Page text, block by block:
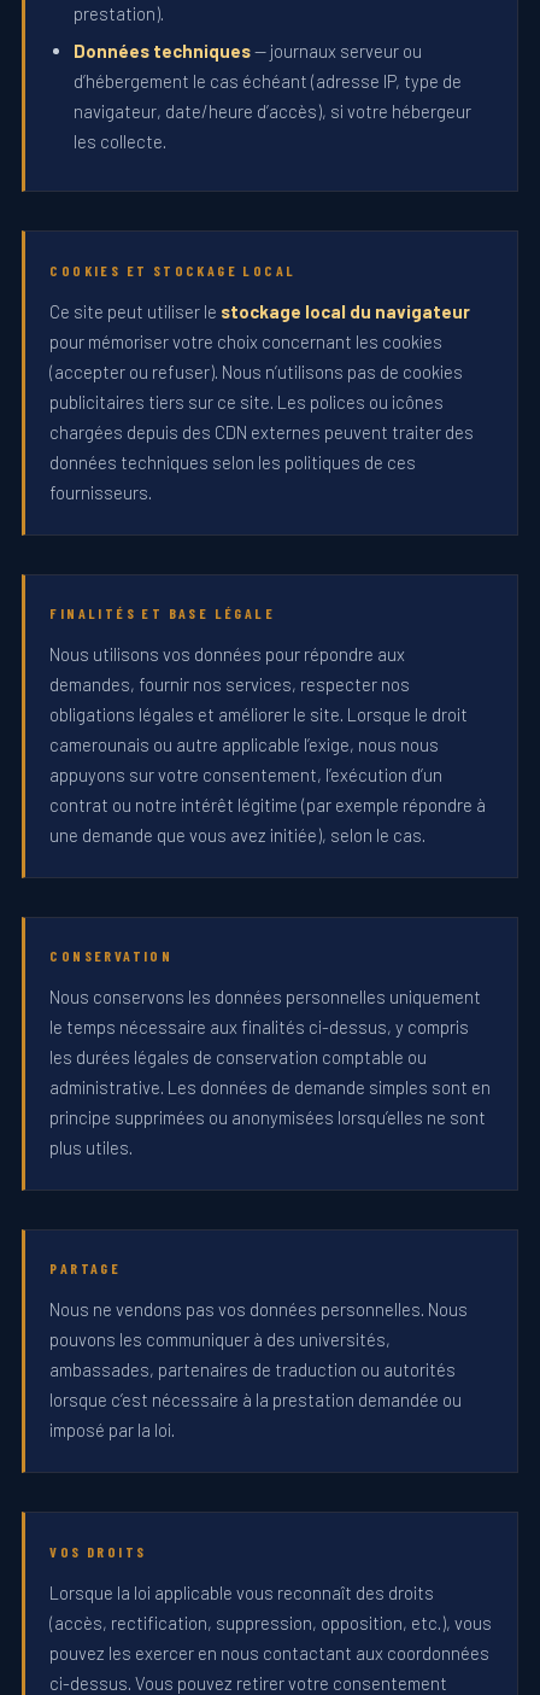
prestation).
Données techniques— journaux serveur ou
d’hébergement le cas échéant (adresse IP, type de
navigateur, date/heure d’accès), si votre hébergeur
les collecte.
COOKIES ET STOCKAGE LOCAL
Ce site peut utiliser le stockage local du navigateur
pour mémoriser votre choix concernant les cookies
(accepter ou refuser). Nous n’utilisons pas de cookies
publicitaires tiers sur ce site. Les polices ou icônes
chargées depuis des CDN externes peuvent traiter des
données techniques selon les politiques de ces
fournisseurs.
FINALITÉS ET BASE LÉGALE
Nous utilisons vos données pour répondre aux
demandes, fournir nos services, respecter nos
obligations légales et améliorer le site. Lorsque le droit
camerounais ou autre applicable l’exige, nous nous
appuyons sur votre consentement, l’exécution d’un
contrat ou notre intérêt légitime (par exemple répondre à
une demande que vous avez initiée), selon le cas.
CONSERVATION
Nous conservons les données personnelles uniquement
le temps nécessaire aux finalités ci-dessus, y compris
les durées légales de conservation comptable ou
administrative. Les données de demande simples sont en
principe supprimées ou anonymisées lorsqu’elles ne sont
plus utiles.
PARTAGE
Nous ne vendons pas vos données personnelles. Nous
pouvons les communiquer à des universités,
ambassades, partenaires de traduction ou autorités
lorsque c’est nécessaire à la prestation demandée ou
imposé par la loi.
VOS DROITS
Lorsque la loi applicable vous reconnaît des droits
(accès, rectification, suppression, opposition, etc.), vous
pouvez les exercer en nous contactant aux coordonnées
ci-dessus. Vous pouvez retirer votre consentement